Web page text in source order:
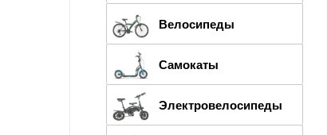
Велосипеды
Самокаты
Электровелосипеды